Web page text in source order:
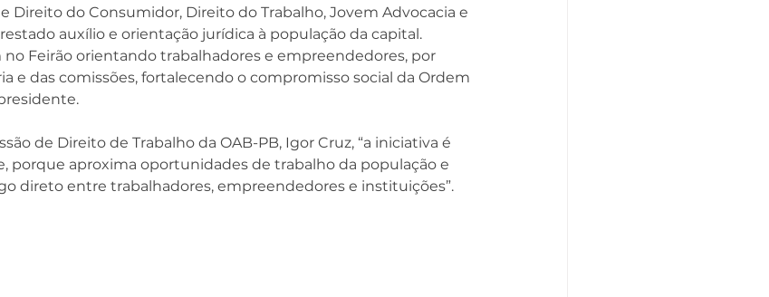
Direito do Consumidor, Direito do Trabalho, Jovem Advocacia e
auxílio e orientação jurídica à população da capital.
no Feirão orientando trabalhadores e empreendedores, por
e das comissões, fortalecendo o compromisso social da Ordem
de Direito de Trabalho da OAB-PB, Igor Cruz, “a iniciativa é
aproxima oportunidades de trabalho da população e
direto entre trabalhadores, empreendedores e instituições”.